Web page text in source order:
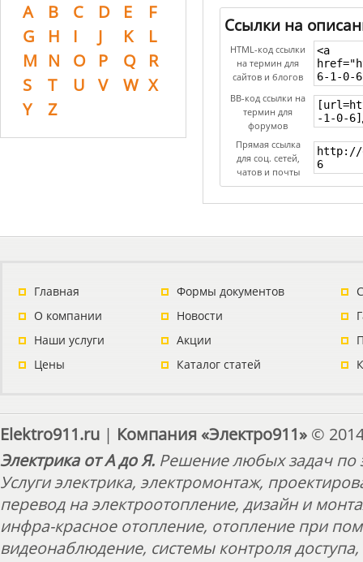
A B C D E
F
G
H I J K
L
M N O P Q
R
S
T U V W X
Y
Z
Ссылки на
HTML-код ссылки
на термин для
сайтов и блогов
BB-код ссылки на
термин для
форумов
Прямая ссылка
для соц. сетей,
чатов и почты
Главная
О компании
Наши услуги
Цены
Формы документов
Новости
Акции
Каталог статей
Elektro911.ru | Компания «Электро911» ©
Электрика от А до Я. Решение любых задач по
Услуги электрика, электромонтаж,
перевод на электроотопление, дизайн и
инфра-красное отопление, отопление при
видеонаблюдение, системы контроля